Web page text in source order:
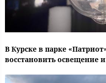
В Курске в парке
восстановить освещение